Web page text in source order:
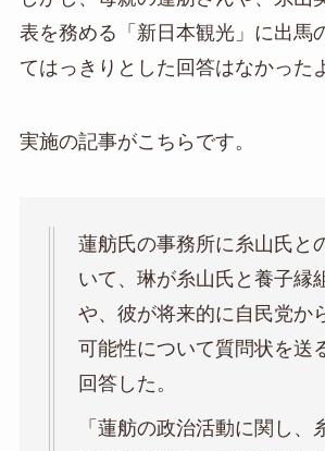
表を務める「新日本観光」に出馬
てはっきりとした回答はなかった
実施の記事がこちらです。
蓮舫氏の事務所に糸山氏と
いて、琳が糸山氏と養子縁
や、彼が将来的に自民党か
可能性について質問状を送
回答した。
「蓮舫の政治活動に関し、